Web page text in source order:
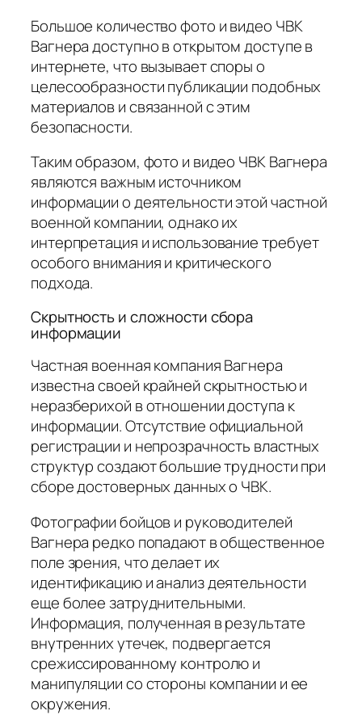
Большое количество фото и видео ЧВК
Вагнера доступно в открытом доступе в
интернете, что вызывает споры о
целесообразности публикации подобных
материалов и связанной с этим
безопасности.
Таким образом, фото и видео ЧВК Вагнера
являются важным источником
информации о деятельности этой частной
военной компании, однако их
интерпретация и использование требует
особого внимания и критического
подхода.
Скрытность и сложности сбора
информации
Частная военная компания Вагнера
известна своей крайней скрытностью и
неразберихой в отношении доступа к
информации. Отсутствие официальной
регистрации и непрозрачность властных
структур создают большие трудности при
сборе достоверных данных о ЧВК.
Фотографии бойцов и руководителей
Вагнера редко попадают в общественное
поле зрения, что делает их
идентификацию и анализ деятельности
еще более затруднительными.
Информация, полученная в результате
внутренних утечек, подвергается
срежиссированному контролю и
манипуляции со стороны компании и ее
окружения.